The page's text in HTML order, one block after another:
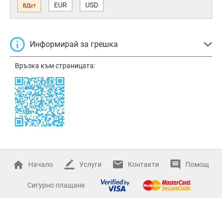
ВДст EUR USD
Информирай за грешка
Връзка към страницата:
Начало Услуги Контакти Помощ
Сигурно плащане